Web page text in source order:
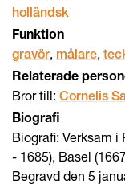
holländsk
Funktion
gravör, målare,
Relaterade
Bror till: Cornelis
Biografi
Biografi: Verksam i
- 1685), Basel
Begravd den 5